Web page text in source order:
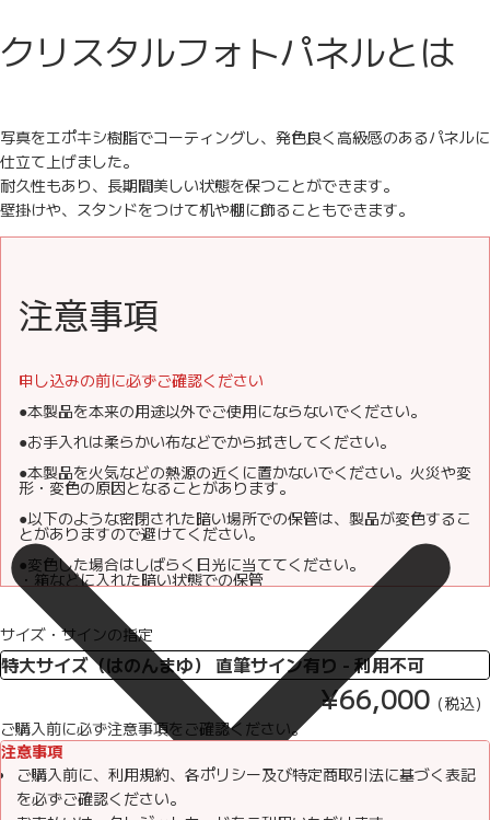
クリスタルフォトパネルとは
写真をエポキシ樹脂でコーティングし、発色良く高級感のあるパネルに
仕立て上げました。
耐久性もあり、長期間美しい状態を保つことができます。
壁掛けや、スタンドをつけて机や棚に飾ることもできます。
注意事項
申し込みの前に必ずご確認ください
●本製品を本来の用途以外でご使用にならないでください。
●お手入れは柔らかい布などでから拭きしてください。
●本製品を火気などの熱源の近くに置かないでください。火災や変
形・変色の原因となることがあります。
●以下のような密閉された暗い場所での保管は、製品が変色するこ
とがありますので避けてください。
●変色した場合はしばらく日光に当ててください。
・箱などに入れた暗い状態での保管
・紫外線が不足する状態での保管
●直置きで使用される場合は、付属の金属製脚を本体のネジ穴に確
実に止めてください。
●テーブルの上などで引きずらないようにご注意ください。表面な
どを傷つけることがあります。
●落下や転倒による破損のおそれがありますので、水平な安定した
場所に置いてご使用ください。
●壁に取り付ける際は、吊るし金具や壁の強度を確認して、落下し
ないように安全な状態で固定してください。取り付けに不具合が
あると、落下により破損する場合があります。
サイズ・サインの指定
¥66,000（税込）
ご購入前に必ず注意事項をご確認ください。
注意事項
ご購入前に、利用規約、各ポリシー及び特定商取引法に基づく表記
を必ずご確認ください。